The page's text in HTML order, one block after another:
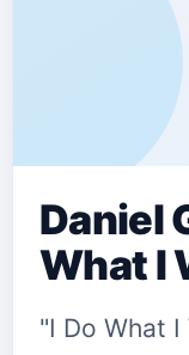
Daniel
What I
"I Do What